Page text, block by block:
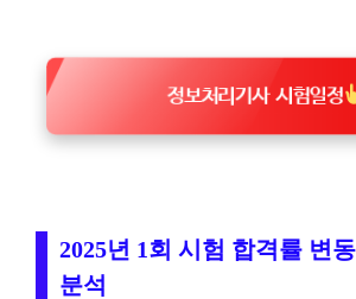
정보처리기사 시험일정
2025년 1회 시험 합격률 변
분석